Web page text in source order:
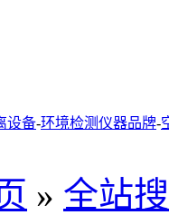
设备-环境检测仪器品牌-
» 全站